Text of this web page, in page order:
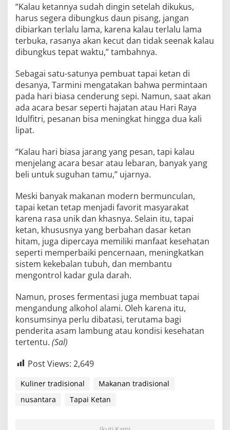
“Kalau ketannya sudah dingin setelah dikukus,
harus segera dibungkus daun pisang, jangan
dibiarkan terlalu lama, karena kalau terlalu lama
terbuka, rasanya akan kecut dan tidak seenak kalau
dibungkus tepat waktu,” tambahnya.
Sebagai satu-satunya pembuat tapai ketan di
desanya, Tarmini mengatakan bahwa permintaan
pada hari biasa cenderung sepi. Namun, saat akan
ada acara besar seperti hajatan atau Hari Raya
Idulfitri, pesanan bisa meningkat hingga dua kali
lipat.
“Kalau hari biasa jarang yang pesan, tapi kalau
menjelang acara besar atau lebaran, banyak yang
beli untuk suguhan tamu,” ujarnya.
Meski banyak makanan modern bermunculan,
tapai ketan tetap menjadi favorit masyarakat
karena rasa unik dan khasnya. Selain itu, tapai
ketan, khususnya yang berbahan dasar ketan
hitam, juga dipercaya memiliki manfaat kesehatan
seperti memperbaiki pencernaan, meningkatkan
sistem kekebalan tubuh, dan membantu
mengontrol kadar gula darah.
Namun, proses fermentasi juga membuat tapai
mengandung alkohol alami. Oleh karena itu,
konsumsinya perlu dibatasi, terutama bagi
penderita asam lambung atau kondisi kesehatan
tertentu. (Sal)
Post Views: 2,649
Kuliner tradisional
Makanan tradisional
nusantara
Tapai Ketan